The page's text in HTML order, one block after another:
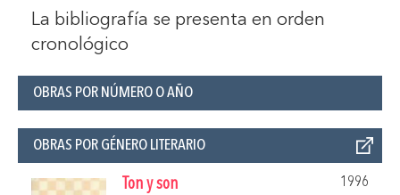
La bibliografía se presenta en orden
cronológico
OBRAS POR NÚMERO O AÑO
OBRAS POR GÉNERO LITERARIO
Ton y son
1996